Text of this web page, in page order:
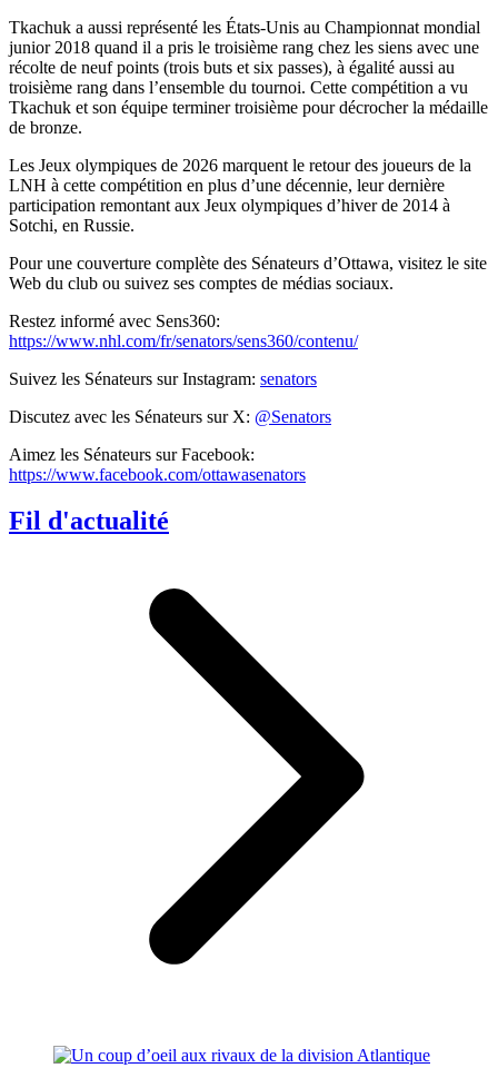
Tkachuk a aussi représenté les États-Unis au Championnat mondial
junior 2018 quand il a pris le troisième rang chez les siens avec une
récolte de neuf points (trois buts et six passes), à égalité aussi au
troisième rang dans l’ensemble du tournoi. Cette compétition a vu
Tkachuk et son équipe terminer troisième pour décrocher la médaille
de bronze.
Les Jeux olympiques de 2026 marquent le retour des joueurs de la
LNH à cette compétition en plus d’une décennie, leur dernière
participation remontant aux Jeux olympiques d’hiver de 2014 à
Sotchi, en Russie.
Pour une couverture complète des Sénateurs d’Ottawa, visitez le site
Web du club ou suivez ses comptes de médias sociaux.
Restez informé avec Sens360:
https://www.nhl.com/fr/senators/sens360/contenu/
Suivez les Sénateurs sur Instagram: senators
Discutez avec les Sénateurs sur X: @Senators
Aimez les Sénateurs sur Facebook:
https://www.facebook.com/ottawasenators
Fil d'actualité